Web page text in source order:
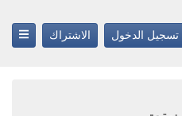
تسجيل الدخول الاشتراك